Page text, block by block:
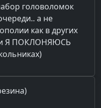
головоломок
а не
как в других
и Я ПОКЛОНЯЮСЬ